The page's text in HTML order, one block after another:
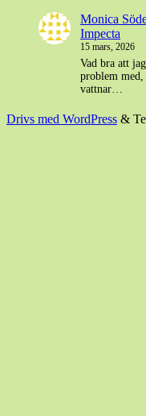
Monica
Impecta
15 mars, 2026
Vad bra att
problem
vattnar…
Drivs med WordPress &